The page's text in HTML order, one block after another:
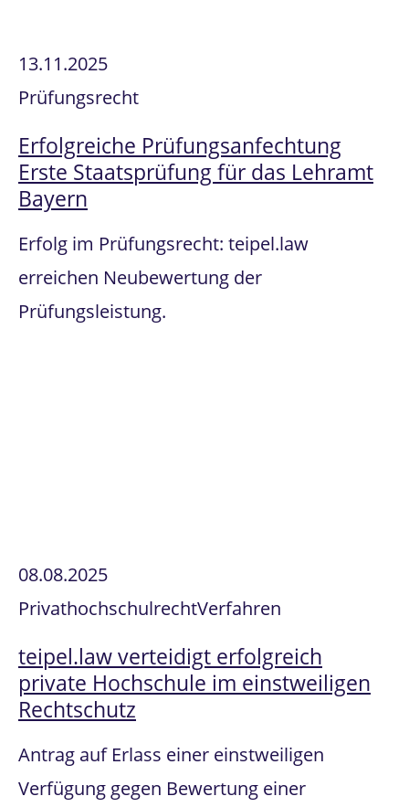
13.11.2025
Prüfungsrecht
Erfolgreiche Prüfungsanfechtung
Erste Staatsprüfung für das Lehramt
Bayern
Erfolg im Prüfungsrecht: teipel.law
erreichen Neubewertung der
Prüfungsleistung.
08.08.2025
PrivathochschulrechtVerfahren
teipel.law verteidigt erfolgreich
private Hochschule im einstweiligen
Rechtschutz
Antrag auf Erlass einer einstweiligen
Verfügung gegen Bewertung einer